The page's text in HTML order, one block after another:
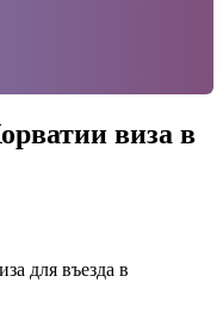
виза в
для въезда в